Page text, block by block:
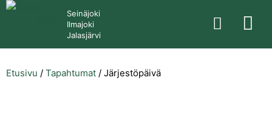
Seinäjoki
Ilmajoki
Jalasjärvi
Etusivu / Tapahtumat / Järjestöpäivä